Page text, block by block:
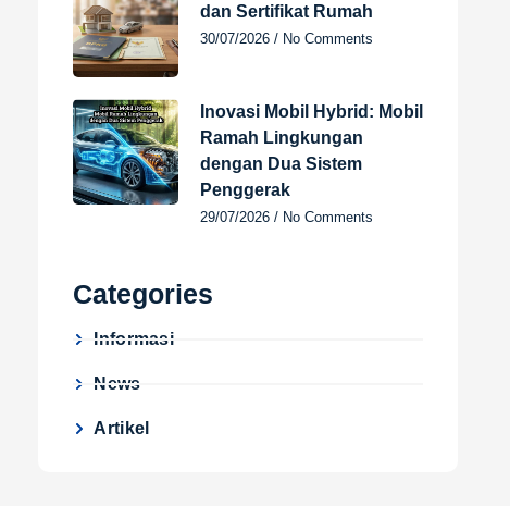
dan Sertifikat Rumah
30/07/2026 No Comments
Inovasi Mobil Hybrid: Mobil
Ramah Lingkungan
dengan Dua Sistem
Penggerak
29/07/2026 No Comments
Categories
Informasi
News
Artikel